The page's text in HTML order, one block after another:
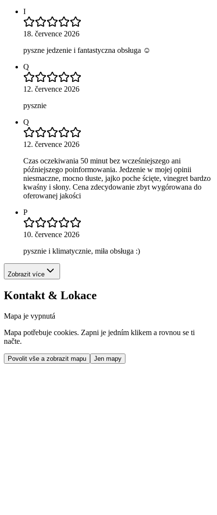
I
18. července 2026
pyszne jedzenie i fantastyczna obsługa ☺️
Q
12. července 2026
pysznie
Q
12. července 2026
Czas oczekiwania 50 minut bez wcześniejszego ani
późniejszego poinformowania. Jedzenie w mojej opinii
niesmaczne, mocno tłuste, jajko poche ścięte, vinegret bardzo
kwaśny i słony. Cena zdecydowanie zbyt wygórowana do
oferowanej jakości
P
10. července 2026
pysznie i klimatycznie, miła obsługa :)
Zobrazit více
Kontakt & Lokace
Mapa je vypnutá
Mapa potřebuje cookies. Zapni je jedním klikem a rovnou se ti
načte.
Povolit vše a zobrazit mapu Jen mapy